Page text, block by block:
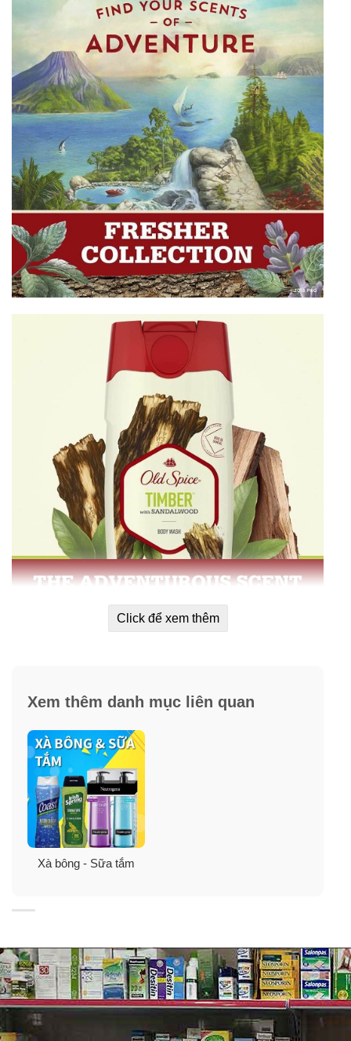
Ưu điểm:
✓ Hương thơm tươi mát nhẹ nhàng làm sạch bụi bẩn
và mùi hôi từ cơ thể của bạn.
Click để xem thêm
Xem thêm danh mục liên quan
Xà bông - Sữa tắm